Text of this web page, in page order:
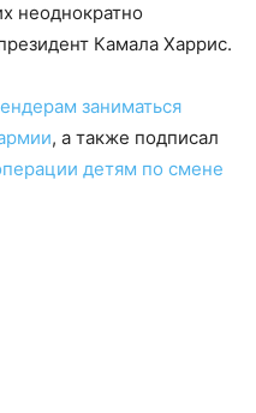
неоднократно
Камала Харрис.
заниматься
, а также подписал
детям по смене